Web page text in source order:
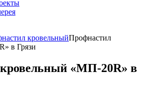
кровельныйПрофнастил
в Грязи
«МП-20R» в